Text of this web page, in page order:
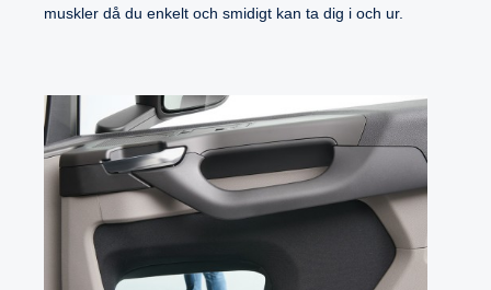
muskler då du enkelt och smidigt kan ta dig i och ur.